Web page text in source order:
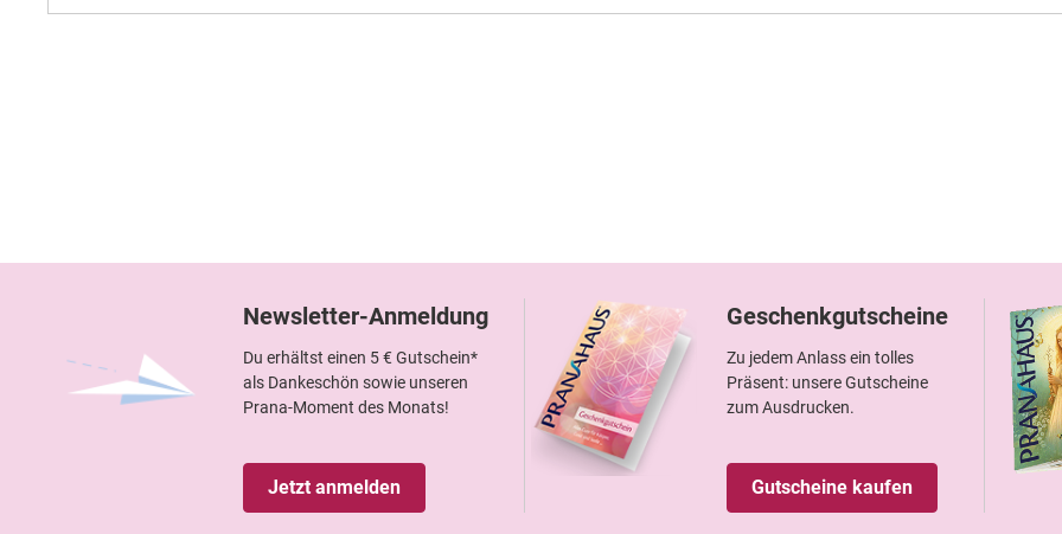
Newsletter-Anmeldung
Du erhältst einen 5 € Gutschein*
als Dankeschön sowie unseren
Prana-Moment des Monats!
Jetzt anmelden
Geschenkgutscheine
Zu jedem Anlass ein tolles
Präsent: unsere Gutscheine
zum Ausdrucken.
Gutscheine kaufen